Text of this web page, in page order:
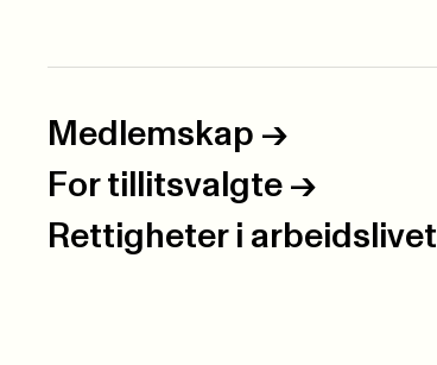
Medlemskap ->
For tillitsvalgte ->
Rettigheter i arbeidslivet